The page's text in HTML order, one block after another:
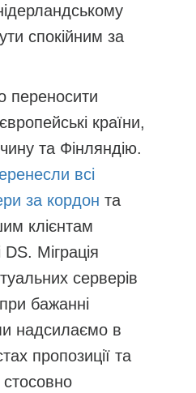
спокійним за
переносити
країни,
та Фінляндію.
всі
за кордон та
клієнтам
Міграція
серверів
бажанні
надсилаємо в
пропозиції та